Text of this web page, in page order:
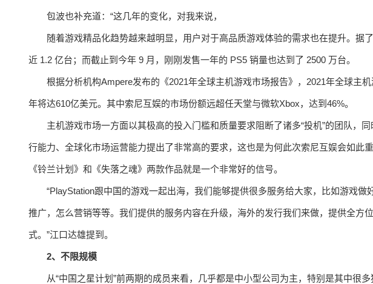
包波也补充道：“这几年的变化，对我来说，
随着游戏精品化趋势越来越明显，用户对于高品质游戏体验的需求也在提升。据
近 1.2 亿台；而截止到今年 9 月，刚刚发售一年的 PS5 销量也达到了 2500 万台。
根据分析机构Ampere发布的《2021年全球主机游戏市场报告》，2021年全球主
年将达610亿美元。其中索尼互娱的市场份额远超任天堂与微软Xbox，达到46%。
主机游戏市场一方面以其极高的投入门槛和质量要求阻断了诸多“投机”的团队，
行能力、全球化市场运营能力提出了非常高的要求，这也是为何此次索尼互娱会如此
《铃兰计划》和《失落之魂》两款作品就是一个非常好的信号。
“PlayStation跟中国的游戏一起出海，我们能够提供很多服务给大家，比如游戏
推广，怎么营销等等。我们提供的服务内容在升级，海外的发行我们来做，提供全方
式。”江口达雄提到。
2、不限规模
从“中国之星计划”前两期的成员来看，几乎都是中小型公司为主，特别是其中很